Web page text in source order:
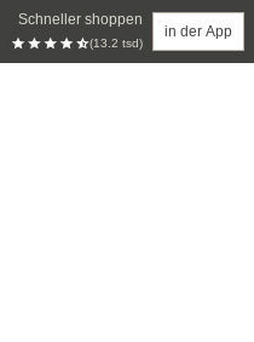
Schneller shoppen
(13.2 tsd)
in der App